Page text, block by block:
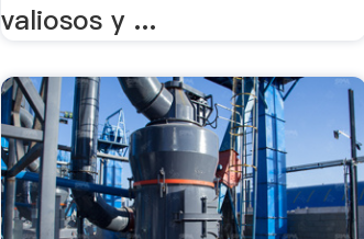
valiosos y ...